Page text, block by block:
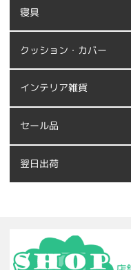
寝具
クッション・カバー
インテリア雑貨
セール品
翌日出荷